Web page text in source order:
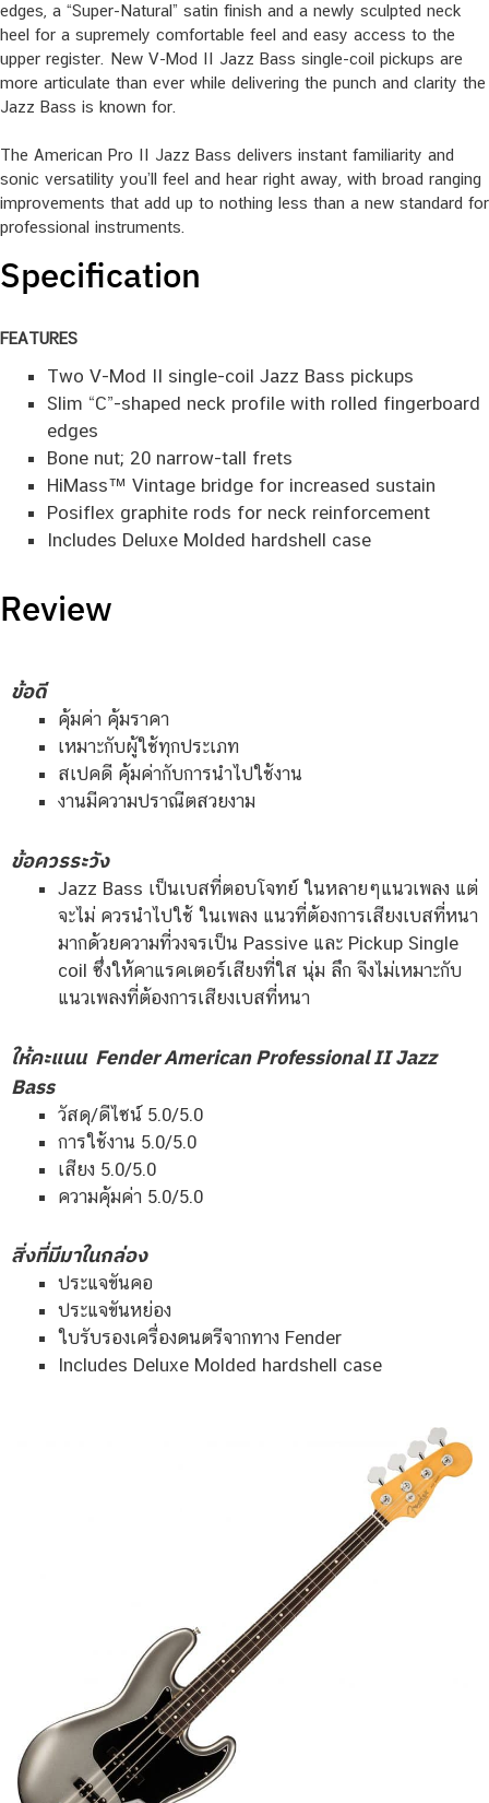
edges, a “Super-Natural” satin finish and a newly sculpted neck
heel for a supremely comfortable feel and easy access to the
upper register. New V-Mod II Jazz Bass single-coil pickups are
more articulate than ever while delivering the punch and clarity the
Jazz Bass is known for.
The American Pro II Jazz Bass delivers instant familiarity and
sonic versatility you’ll feel and hear right away, with broad ranging
improvements that add up to nothing less than a new standard for
professional instruments.
Specification
​FEATURES
Two V-Mod II single-coil Jazz Bass pickups
Slim “C”-shaped neck profile with rolled fingerboard
edges
Bone nut; 20 narrow-tall frets
HiMass™ Vintage bridge for increased sustain
Posiflex graphite rods for neck reinforcement
Includes Deluxe Molded hardshell case
Review
ข้อดี
คุ้มค่า คุ้มราคา
เหมาะกับผู้ใช้ทุกประเภท
สเปคดี คุ้มค่ากับการนำไปใช้งาน
งานมีความปราณีตสวยงาม
ข้อควรระวัง
Jazz Bass เป็นเบสที่ตอบโจทย์ ในหลายๆแนวเพลง แต่
จะไม่ ควรนำไปใช้ ในเพลง แนวที่ต้องการเสียงเบสที่หนา
มากด้วยความที่วงจรเป็น Passive และ Pickup Single
coil ซึ่งให้คาแรคเตอร์เสียงที่ใส นุ่ม ลึก จีงไม่เหมาะกับ
แนวเพลงที่ต้องการเสียงเบสที่หนา
ให้คะแนน Fender American Professional II Jazz
Bass
วัสดุ/ดีไซน์ 5.0/5.0
การใช้งาน 5.0/5.0
เสียง 5.0/5.0
ความคุ้มค่า 5.0/5.0
สิ่งที่มีมาในกล่อง
ประแจขันคอ
ประแจขันหย่อง
ใบรับรองเครื่องดนตรีจากทาง Fender
Includes Deluxe Molded hardshell case